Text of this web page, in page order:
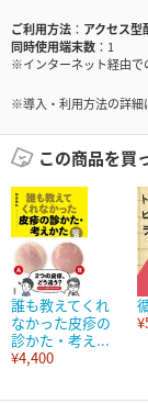
ご利用方法
アクセス型
同時使用端末数
1
※インターネット経由で
※導入・利用方法の詳細
この商品を買
誰も教えてくれ
なかった皮疹の
診かた・考え...
¥4,400